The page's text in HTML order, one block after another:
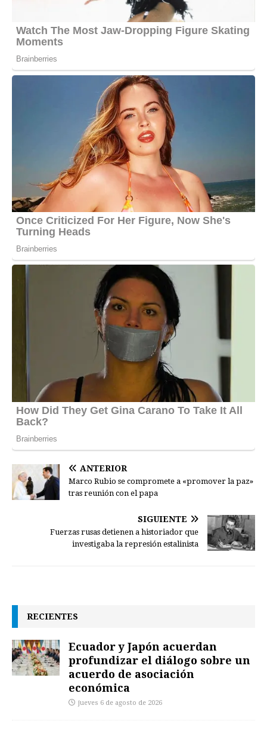
ANTERIOR
Marco Rubio se compromete a «promover la paz»
tras reunión con el papa
SIGUIENTE
Fuerzas rusas detienen a historiador que
investigaba la represión estalinista
RECIENTES
Ecuador y Japón acuerdan
profundizar el diálogo sobre un
acuerdo de asociación
económica
jueves 6 de agosto de 2026